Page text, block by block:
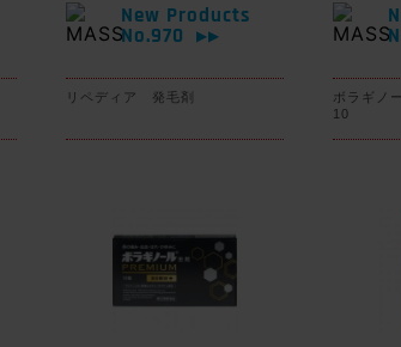
New Products
No.970
▶▶
リペディア 発毛剤
ボラギノ
10